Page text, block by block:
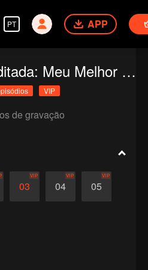
PT APP
Versão Editada: Meu Melhor Amor 2
VIP
de gravação
03
VIP
04
VIP
05
VIP